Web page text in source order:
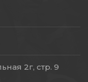
2г, стр. 9